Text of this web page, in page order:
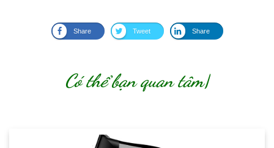
Share Tweet Share
Có thể bạn quan tâm|